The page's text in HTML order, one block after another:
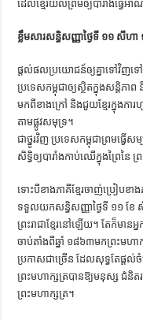
ដែលខ្មែរយល់ព្រមឲ្យបារាំងធ្វើអា
ខ្លឹមសារសន្ធិសញ្ញាថ្ងៃទី ១១ សីហ
ផ្ដល់ផលប្រយោជន៍ឲ្យគ្នាទៅវិញទៅ
ប្រទេសកម្ពុជាឲ្យស្ថិតក្នុងសន្តិភ
មកពីខាងក្រៅ និងជួយខ្មែរក្នុងកា
តាមផ្លូវសមុទ្រ។
ជាថ្នូរវិញ ប្រទេសកម្ពុជាព្រមធ្វើ
សិទ្ធិឲ្យបារាំងកាប់ឈើក្នុងព្រៃនៃ
ទោះបីខាងភាគីខ្មែរចាញ់ប្រៀបខាង
ទទួលយកសន្ធិសញ្ញាថ្ងៃទី ១១ ខ
ព្រះរាជាខ្មែរនៅឡើយ។ តែក៏មាន
ចាប់តាំងពីឆ្នាំ ១៨៦៣មកព្រះមហាក្
ប្រកាសជាច្រើន ដែលសុទ្ធតែផ្
ព្រះមហាក្សត្របានឱ្យមនុស្ស ជំនិតរ
ព្រះមហាក្សត្រ។